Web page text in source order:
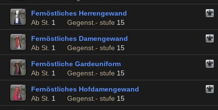
Fernöstliches Herrengewand
Ab St. 1 Gegenst.- stufe 15
Fernöstliches Damengewand
Ab St. 1 Gegenst.- stufe 15
Fernöstliche Gardeuniform
Ab St. 1 Gegenst.- stufe 15
Fernöstliches Hofdamengewand
Ab St. 1 Gegenst.- stufe 15